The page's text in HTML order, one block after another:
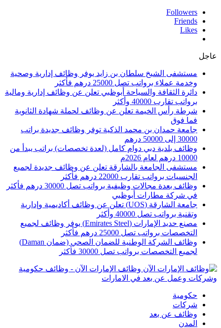
Followers
Friends
Likes
عاجل
مستشفى الشيخ سلطان بن زايد يوفر وظائف إدارية وصحية
وخدمة عملاء برواتب تصل 25000 درهم فأكثر
دائرة الثقافة والسياحة أبوظبي تعلن عن وظائف إدارية ومالية
برواتب تقارب 40000 وأكثر
شرطة رأس الخيمة تعلن عن وظائف لحملة شهادة الثانوية
فما فوق
جامعة حمدان بن محمد الذكية توفر وظائف جديدة براتب
30000 إلى 50000 درهم
وظائف بلدية دبي دوام كامل (لعدة تخصصات) براتب يبدأ من
10000 درهم لعام 2026م
مستشفى الجامعة بالشارقة تعلن عن وظائف جديدة لجميع
الجنسيات برواتب تقارب 22000 درهم فأكثر
وظائف بعدة مجالات وظيفية برواتب تصل 30000 درهم فأكثر
في شركة مطارات أبوظبي
جامعة الشارقة (UOS) تعلن عن وظائف أكاديمية وإدارية
وتقنية برواتب تصل 40000 وأكثر
مصنع حديد الإمارات (Emirates Steel) يوفر وظائف لجميع
التخصصات برواتب تصل 25000 درهم فأكثر
وظائف الشركة الوطنية للضمان الصحي (ضمان Daman)
لجميع التخصصات برواتب تصل 30000 فأكثر
وظائف الإمارات الآن - وظائف حكومية
وشركات وعمل عن بعد في الامارات
حكومية
شركات
وظائف عن بعد
المدن